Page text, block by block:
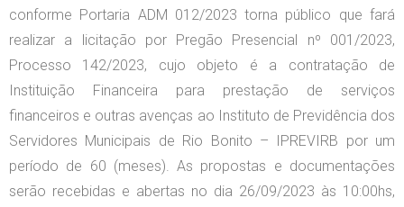
conforme Portaria ADM 012/2023 torna público que fará
realizar a licitação por Pregão Presencial nº 001/2023,
Processo 142/2023, cujo objeto é a contratação de
Instituição Financeira para prestação de serviços
financeiros e outras avenças ao Instituto de Previdência dos
Servidores Municipais de Rio Bonito – IPREVIRB por um
período de 60 (meses). As propostas e documentações
serão recebidas e abertas no dia 26/09/2023 às 10:00hs,